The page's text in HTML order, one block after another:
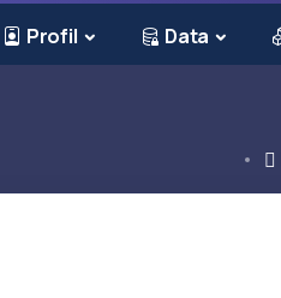
Profil Data